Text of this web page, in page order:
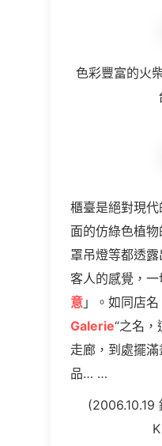
色彩豐富的火
櫃臺是絕對現
面的仿綠色植
罩吊燈等都透
客人的感覺，一
意 」。如同店名
Galerie“之名，
走廊，到處擺
品… …
(2006.10.19